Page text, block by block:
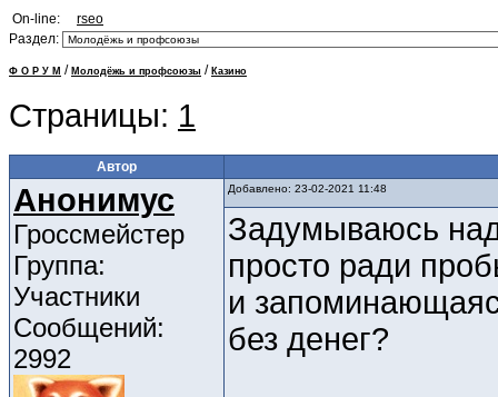
On-line:
rseo
Раздел:
Ф О Р У М / Молодёжь и профсоюзы / Казино
Страницы: 1
Автор
Анонимус
Гроссмейстер
Группа:
Участники
Сообщений:
2992
Добавлено: 23-02-2021 11:48
Задумываюсь
просто ради
и
без денег?